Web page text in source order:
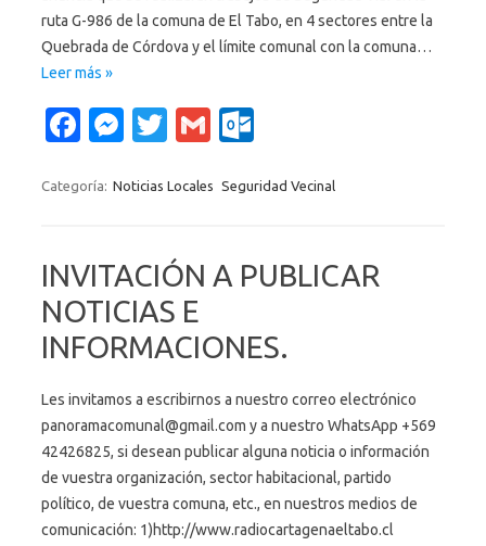
ruta G-986 de la comuna de El Tabo, en 4 sectores entre la
Quebrada de Córdova y el límite comunal con la comuna…
Leer más »
Fa
e
o
o
k
M
se
g
er
T
it
r
G
ail lo
k.
c
o
m
Categoría: Noticias Locales Seguridad Vecinal
INVITACIÓN A PUBLICAR
NOTICIAS E
INFORMACIONES.
Les invitamos a escribirnos a nuestro correo electrónico
panoramacomunal@gmail.com y a nuestro WhatsApp +569
42426825, si desean publicar alguna noticia o información
de vuestra organización, sector habitacional, partido
político, de vuestra comuna, etc., en nuestros medios de
comunicación: 1)http://www.radiocartagenaeltabo.cl